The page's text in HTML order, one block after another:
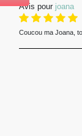
Avis pour joana
Coucou ma Joana,